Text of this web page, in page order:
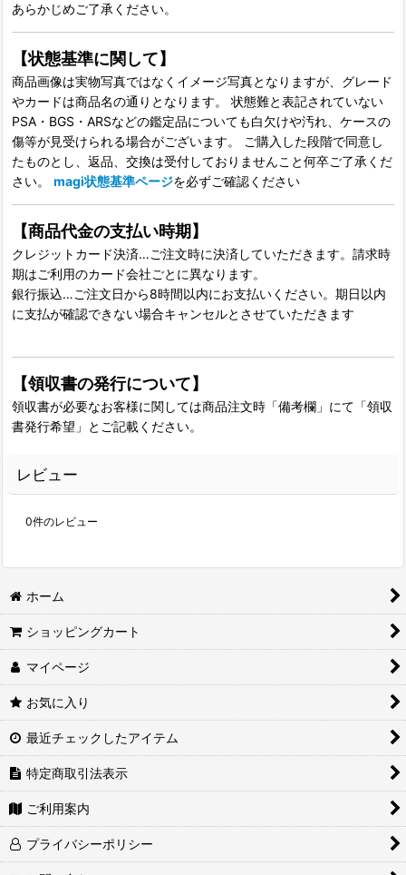
あらかじめご了承ください。
【状態基準に関して】
商品画像は実物写真ではなくイメージ写真となりますが、グレード
やカードは商品名の通りとなります。 状態難と表記されていない
PSA・BGS・ARSなどの鑑定品についても白欠けや汚れ、ケースの
傷等が見受けられる場合がございます。 ご購入した段階で同意し
たものとし、返品、交換は受付しておりませんこと何卒ご了承くだ
さい。 magi状態基準ページを必ずご確認ください
【商品代金の支払い時期】
クレジットカード決済…ご注文時に決済していただきます。請求時
期はご利用のカード会社ごとに異なります。
銀行振込…ご注文日から8時間以内にお支払いください。期日以内
に支払が確認できない場合キャンセルとさせていただきます
【領収書の発行について】
領収書が必要なお客様に関しては商品注文時「備考欄」にて「領収
書発行希望」とご記載ください。
レビュー
0件のレビュー
ホーム
ショッピングカート
マイページ
お気に入り
最近チェックしたアイテム
特定商取引法表示
ご利用案内
プライバシーポリシー